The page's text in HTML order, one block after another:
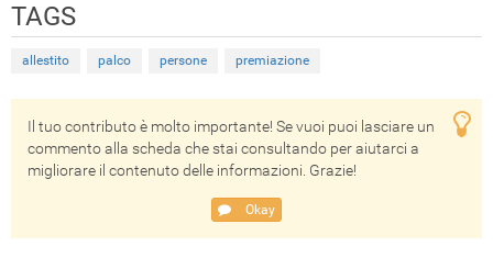
TAGS
allestito palco persone premiazione
Il tuo contributo è molto importante! Se vuoi puoi lasciare un
commento alla scheda che stai consultando per aiutarci a
migliorare il contenuto delle informazioni. Grazie!
Okay